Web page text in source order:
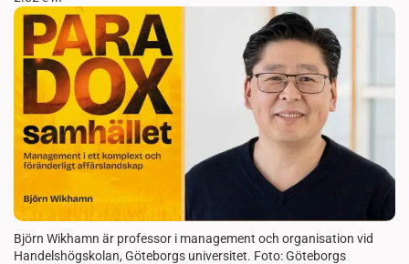
Björn Wikhamn är professor i management och organisation vid
Handelshögskolan, Göteborgs universitet. Foto: Göteborgs